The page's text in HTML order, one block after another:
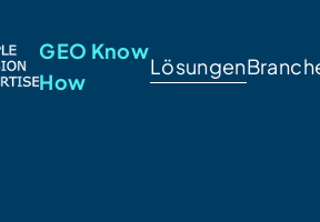
GEO Know
How
Lösungen